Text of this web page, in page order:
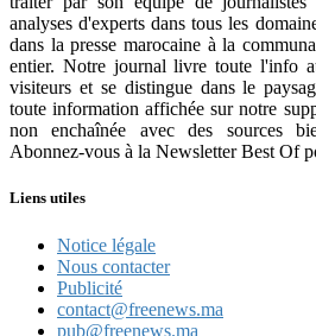
analyses d'experts dans tous les
dans la presse marocaine à la
entier. Notre journal livre toute l'info
visiteurs et se distingue dans le
toute information affichée sur notre
non enchaînée avec des sources
Abonnez-vous à la Newsletter Best Of
Liens utiles
Notice légale
Nous contacter
Publicité
contact@freenews.ma
pub@freenews.ma